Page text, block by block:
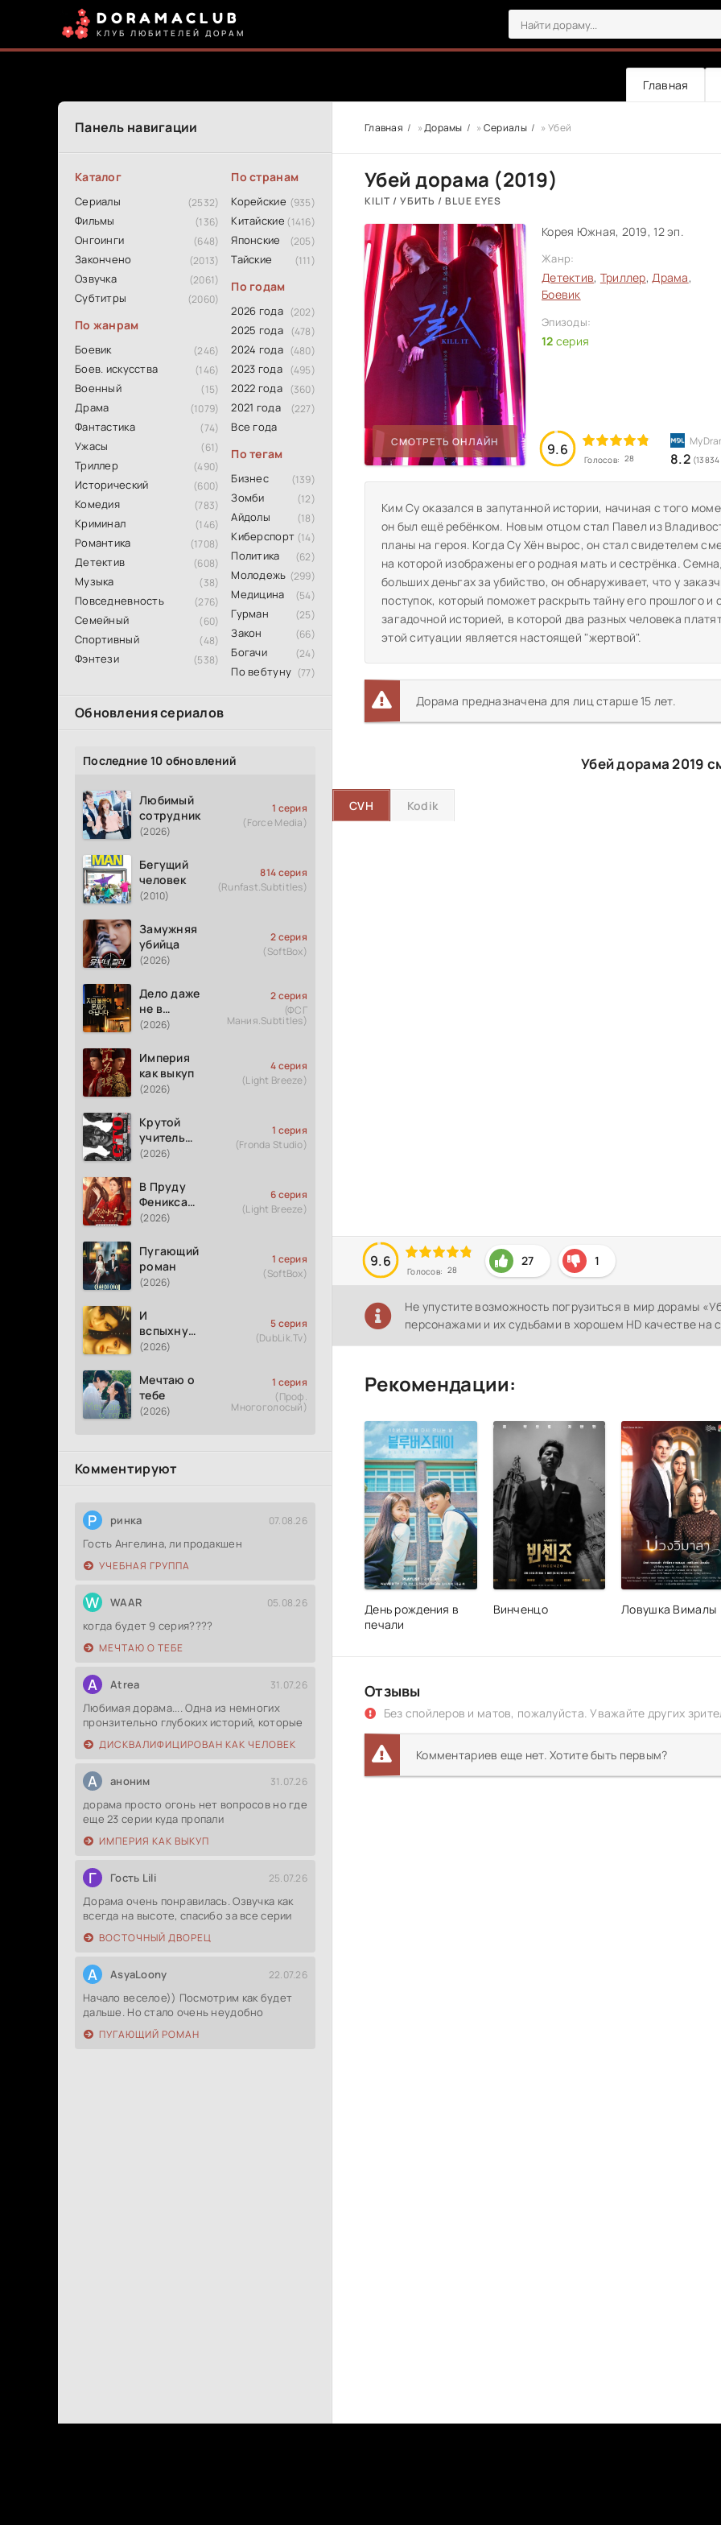
DORAMACLUB
КЛУБ ЛЮБИТЕЛЕЙ ДОРАМ
Главная
Панель навигации
Каталог
Сериалы (2532)
Фильмы (136)
Онгоинги (648)
Закончено (2013)
Озвучка (2061)
Субтитры (2060)
По жанрам
Боевик (246)
Боев. искусства (146)
Военный (15)
Драма (1079)
Фантастика (74)
Ужасы (61)
Триллер (490)
Исторический (600)
Комедия (783)
Криминал (146)
Романтика (1708)
Детектив (608)
Музыка (38)
Повседневность (276)
Семейный (60)
Спортивный (48)
Фэнтези (538)
По странам
Корейские (935)
Китайские (1416)
Японские (205)
Тайские (111)
По годам
2026 года (202)
2025 года (478)
2024 года (480)
2023 года (495)
2022 года (360)
2021 года (227)
Все года
По тегам
Бизнес (139)
Зомби (12)
Айдолы (18)
Киберспорт (14)
Политика (62)
Молодежь (299)
Медицина (54)
Гурман (25)
Закон (66)
Богачи (24)
По вебтуну (77)
Обновления сериалов
Последние 10 обновлений
Любимый
сотрудник
(2026)
1 серия
(Force Media)
Бегущий
человек
(2010)
814 серия
(Runfast.Subtitles)
Замужняя
убийца
(2026)
2 серия
(SoftBox)
Дело даже
не в
измене
(2026)
2 серия
(ФСГ
Мания.Subtitles)
Империя
как выкуп
(2026)
4 серия
(Light Breeze)
Крутой
учитель
Онидзука
(2026)
(2026)
1 серия
(Fronda Studio)
В Пруду
Феникса
рождается
(2026)
6 серия
(Light Breeze)
Пугающий
роман
(2026)
1 серия
(SoftBox)
И
вспыхнуло
пламя
(2026)
5 серия
(DubLik.Tv)
Мечтаю о
тебе
(2026)
1 серия
(Проф.
Многоголосый)
Комментируют
Р ринка 07.08.26
Гость Ангелина, ли продакшен
УЧЕБНАЯ ГРУППА
W WAAR 05.08.26
когда будет 9 серия????
МЕЧТАЮ О ТЕБЕ
A Atrea 31.07.26
Любимая дорама.... Одна из немногих
пронзительно глубоких историй, которые
ДИСКВАЛИФИЦИРОВАН КАК ЧЕЛОВЕК
А аноним 31.07.26
дорама просто огонь нет вопросов но где
еще 23 серии куда пропали
ИМПЕРИЯ КАК ВЫКУП
Г Гость Lili 25.07.26
Дорама очень понравилась. Озвучка как
всегда на высоте, спасибо за все серии
ВОСТОЧНЫЙ ДВОРЕЦ
A AsyaLoony 22.07.26
Начало веселое)) Посмотрим как будет
дальше. Но стало очень неудобно
ПУГАЮЩИЙ РОМАН
Главная »Дорамы » Сериалы » Убей
Убей дорама (2019)
KILIT / УБИТЬ / BLUE EYES
СМОТРЕТЬ ОНЛАЙН
Корея Южная, 2019, 12 эп.
Жанр:
Детектив, Триллер,Драма,
Боевик
Эпизоды:
12 серия
9.6
Голосов: 28 8.2
Ким Су оказался в запутанной истории, начиная с того
он был ещё ребёнком. Новым отцом стал Павел из
планы на героя. Когда Су Хён вырос, он стал свидетелем
на которой изображены его родная мать и сестрёнка.
больших деньгах за убийство, он обнаруживает, что у
поступок, который поможет раскрыть тайну его прошлого и
загадочной историей, в которой два разных человека
этой ситуации является настоящей "жертвой".
Дорама предназначена для лиц старше 15 лет.
Убей дорама 2019
CVH Kodik
9.6
Голосов: 28
27 1
Не упустите возможность погрузиться в мир дорамы
персонажами и их судьбами в хорошем HD качестве на
Рекомендации:
День рождения в
печали
Винченцо Ловушка Вималы
Отзывы
Без спойлеров и матов, пожалуйста. Уважайте других
Комментариев еще нет. Хотите быть первым?